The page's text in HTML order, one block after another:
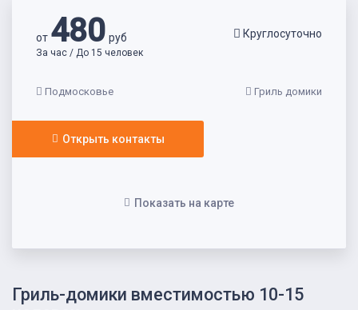
Гриль-домики вместимостью 10-15
от 480руб
За час / До 15 человек
Круглосуточно
Подмосковье Гриль домики
Открыть контакты
Показать на карте